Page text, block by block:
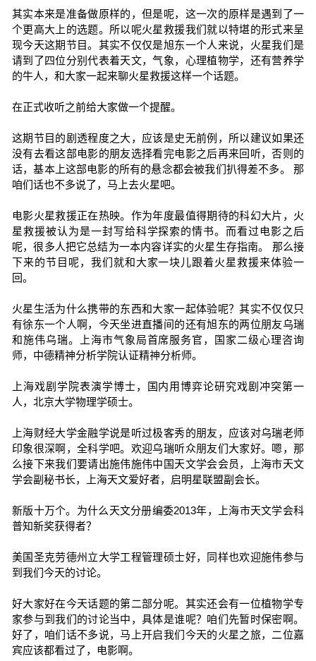
其实本来是准备做原样的，但是呢，这一次的原样是遇到了一
个更高大上的选题。所以呢火星救援我们就以特堪的形式来呈
现今天这期节目。其实不仅仅是旭东一个人来说，火星我们是
请到了四位分别代表着天文，气象，心理植物学，还有营养学
的牛人，和大家一起来聊火星救援这样一个话题。
在正式收听之前给大家做一个提醒。
这期节目的剧透程度之大，应该是史无前例，所以建议如果还
没有去看这部电影的朋友选择看完电影之后再来回听，否则的
话，基本上这部电影的所有的悬念都会被我们扒得差不多。 那
咱们话也不多说了，马上去火星吧。
电影火星救援正在热映。作为年度最值得期待的科幻大片，火
星救援被认为是一封写给科学探索的情书。而看过电影之后
呢，很多人把它总结为一本内容详实的火星生存指南。 那么接
下来的节目呢，我们就和大家一块儿跟着火星救援来体验一
回。
火星生活为什么携带的东西和大家一起体验呢？其实不仅仅只
有徐东一个人啊，今天坐进直播间的还有旭东的两位朋友乌瑞
和施伟乌瑞。上海市气象局首席服务官，国家二级心理咨询
师，中德精神分析学院认证精神分析师。
上海戏剧学院表演学博士，国内用博弈论研究戏剧冲突第一
人，北京大学物理学硕士。
上海财经大学金融学说是听过极客秀的朋友，应该对乌瑞老师
印象很深啊，全科学吧。欢迎乌瑞听众朋友们大家好。嗯，那
么接下来我们要请出施伟施伟中国天文学会会员，上海市天文
学会副秘书长，上海天文爱好者，启明星联盟副会长。
新版十万个。为什么天文分册编委2013年，上海市天文学会科
普知新奖获得者？
美国圣克劳德州立大学工程管理硕士好，同样也欢迎施伟参与
到我们今天的讨论。
好大家好在今天话题的第二部分呢。其实还会有一位植物学专
家参与到我们的讨论当中，具体是谁呢？咱们先暂时保密啊。
好了，咱们话不多说，马上开启我们今天的火星之旅，二位嘉
宾应该都看过了，电影啊。